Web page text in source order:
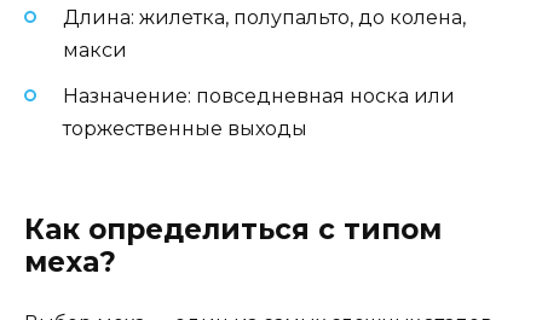
Длина: жилетка, полупальто, до колена,
макси
Назначение: повседневная носка или
торжественные выходы
Как определиться с типом
меха?